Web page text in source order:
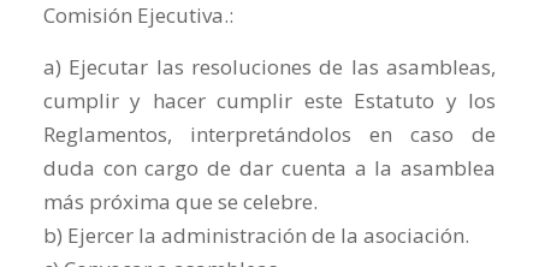
Comisión Ejecutiva.:
a) Ejecutar las resoluciones de las asambleas,
cumplir y hacer cumplir este Estatuto y los
Reglamentos, interpretándolos en caso de
duda con cargo de dar cuenta a la asamblea
más próxima que se celebre.
b) Ejercer la administración de la asociación.